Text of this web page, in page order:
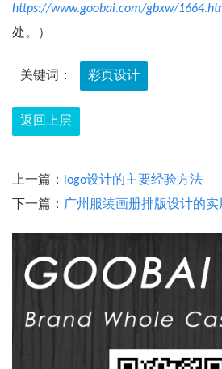
https://www.goobai.com/gbxw/
处。）
关键词： 彩页设计
返回上层
上一篇：
logo设计的主要经验方法
下一篇： 广州服装画册排版设计的实